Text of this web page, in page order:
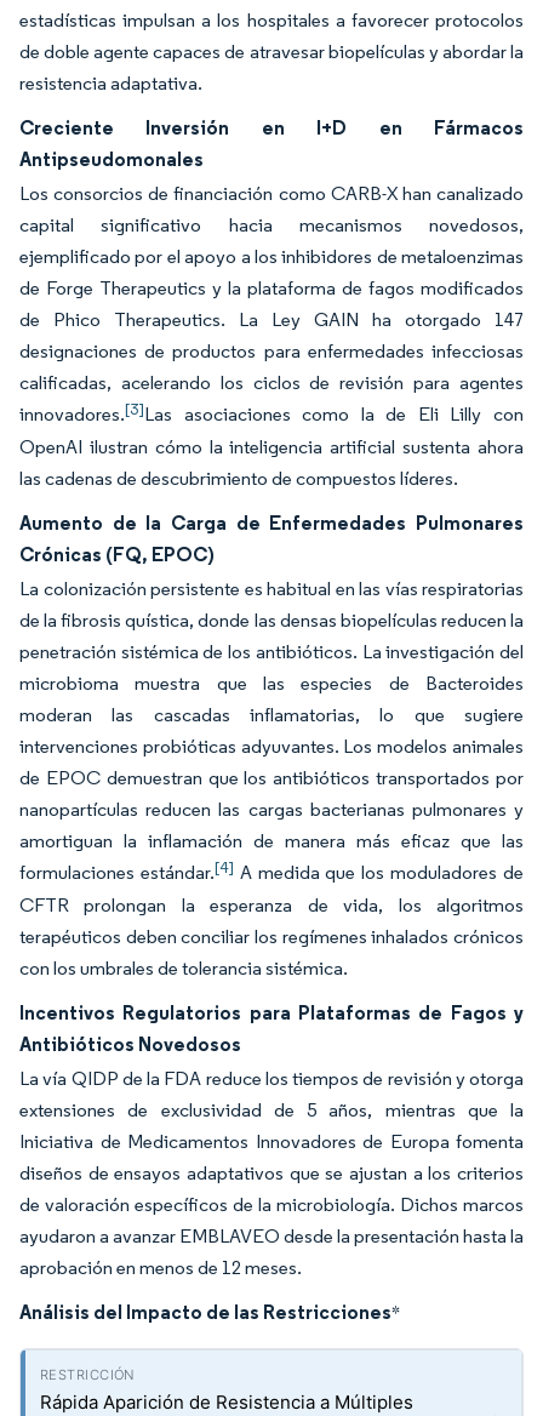
estadísticas impulsan a los hospitales a favorecer protocolos
de doble agente capaces de atravesar biopelículas y abordar la
resistencia adaptativa.
Creciente Inversión en I+D en Fármacos
Antipseudomonales
Los consorcios de financiación como CARB-X han canalizado
capital significativo hacia mecanismos novedosos,
ejemplificado por el apoyo a los inhibidores de metaloenzimas
de Forge Therapeutics y la plataforma de fagos modificados
de Phico Therapeutics. La Ley GAIN ha otorgado 147
designaciones de productos para enfermedades infecciosas
calificadas, acelerando los ciclos de revisión para agentes
innovadores.[3]Las asociaciones como la de Eli Lilly con
OpenAI ilustran cómo la inteligencia artificial sustenta ahora
las cadenas de descubrimiento de compuestos líderes.
Aumento de la Carga de Enfermedades Pulmonares
Crónicas (FQ, EPOC)
La colonización persistente es habitual en las vías respiratorias
de la fibrosis quística, donde las densas biopelículas reducen la
penetración sistémica de los antibióticos. La investigación del
microbioma muestra que las especies de Bacteroides
moderan las cascadas inflamatorias, lo que sugiere
intervenciones probióticas adyuvantes. Los modelos animales
de EPOC demuestran que los antibióticos transportados por
nanopartículas reducen las cargas bacterianas pulmonares y
amortiguan la inflamación de manera más eficaz que las
formulaciones estándar.[4] A medida que los moduladores de
CFTR prolongan la esperanza de vida, los algoritmos
terapéuticos deben conciliar los regímenes inhalados crónicos
con los umbrales de tolerancia sistémica.
Incentivos Regulatorios para Plataformas de Fagos y
Antibióticos Novedosos
La vía QIDP de la FDA reduce los tiempos de revisión y otorga
extensiones de exclusividad de 5 años, mientras que la
Iniciativa de Medicamentos Innovadores de Europa fomenta
diseños de ensayos adaptativos que se ajustan a los criterios
de valoración específicos de la microbiología. Dichos marcos
ayudaron a avanzar EMBLAVEO desde la presentación hasta la
aprobación en menos de 12 meses.
Análisis del Impacto de las Restricciones*
Rápida Aparición de Resistencia a Múltiples